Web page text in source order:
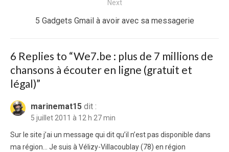
Next
Next
5 Gadgets Gmail à avoir avec sa messagerie
6 Replies to “We7.be : plus de 7 millions de
chansons à écouter en ligne (gratuit et
légal)”
marinemat15 dit :
5 juillet 2011 à 12 h 27 min
Sur le site j’ai un message qui dit qu’il n’est pas disponible dans
ma région… Je suis à Vélizy-Villacoublay (78) en région